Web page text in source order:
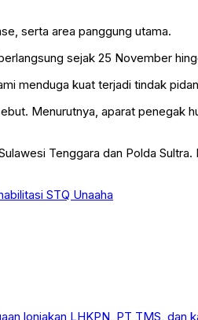
serta area panggung utama.
sejak 25 November
menduga kuat terjadi tindak
Menurutnya, aparat penegak
Tenggara dan Polda
STQ Unaaha